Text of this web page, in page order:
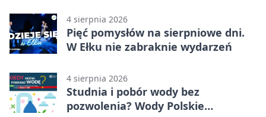
4 sierpnia 2026
Pięć pomysłów na sierpniowe dni.
W Ełku nie zabraknie wydarzeń
4 sierpnia 2026
Studnia i pobór wody bez
pozwolenia? Wody Polskie